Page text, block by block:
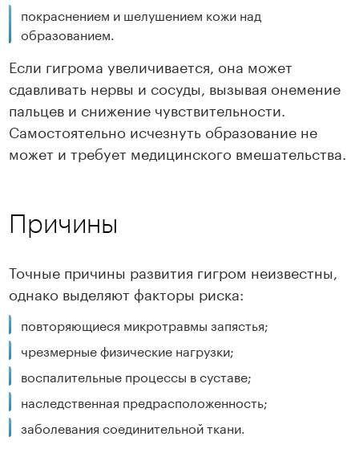
покраснением и шелушением кожи над
образованием.
Если гигрома увеличивается, она может
сдавливать нервы и сосуды, вызывая онемение
пальцев и снижение чувствительности.
Самостоятельно исчезнуть образование не
может и требует медицинского вмешательства.
Причины
Точные причины развития гигром неизвестны,
однако выделяют факторы риска:
повторяющиеся микротравмы запястья;
чрезмерные физические нагрузки;
воспалительные процессы в суставе;
наследственная предрасположенность;
заболевания соединительной ткани.